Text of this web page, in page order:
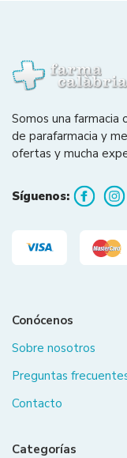
Somos una
de parafarmacia y
ofertas y mucha
Síguenos:
Conócenos
Sobre nosotros
Preguntas
Contacto
Categorías